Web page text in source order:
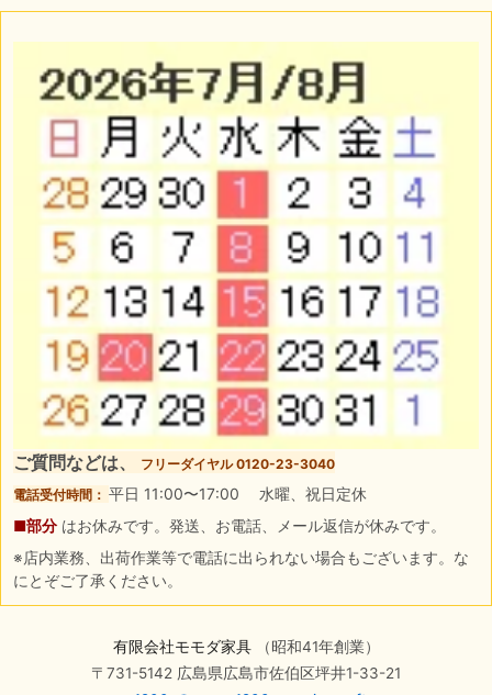
ご質問などは、
フリーダイヤル 0120-23-3040
電話受付時間： 平日 11:00〜17:00 水曜、祝日定休
■部分 はお休みです。発送、お電話、メール返信が休みです。
※店内業務、出荷作業等で電話に出られない場合もございます。な
にとぞご了承ください。
有限会社モモダ家具（昭和41年創業）
〒731-5142 広島県広島市佐伯区坪井1-33-21